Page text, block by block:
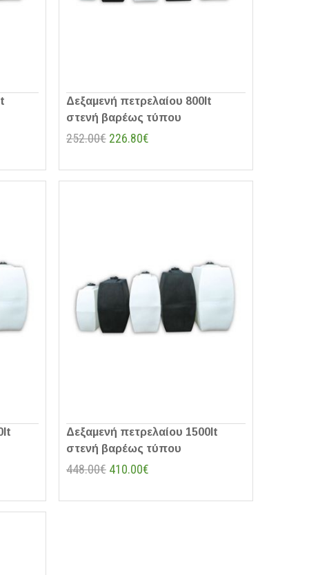
Δεξαμενή πετρελαίου 800lt
στενή βαρέως τύπου
252.00€ 226.80€
Δεξαμενή πετρελαίου 1500lt
στενή βαρέως τύπου
448.00€ 410.00€